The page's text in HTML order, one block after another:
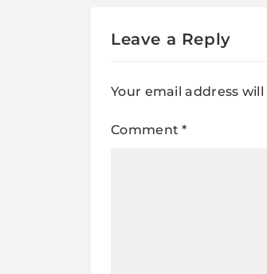
Leave a Reply
Your email address
Comment*